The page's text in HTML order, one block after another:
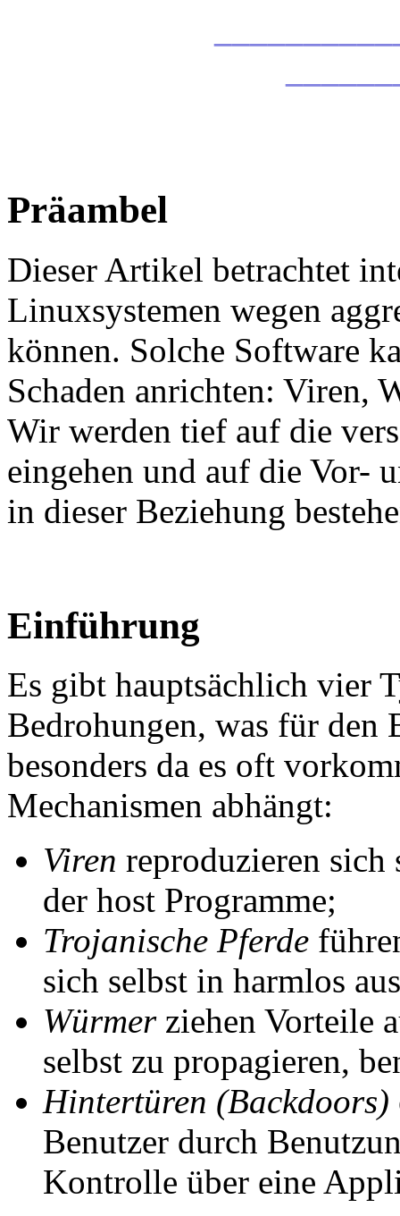
Präambel
Dieser Artikel betrachtet
Linuxsystemen wegen
können. Solche Software
Schaden anrichten: Viren,
Wir werden tief auf die
eingehen und auf die Vor-
in dieser Beziehung
Einführung
Es gibt hauptsächlich vier
Bedrohungen, was für den
besonders da es oft
Mechanismen abhängt:
Viren reproduzieren
der host Programme;
Trojanische Pferde
sich selbst in harmlos
Würmerziehen Vorteile
selbst zu propagieren,
Hintertüren (Backdoors)
Benutzer durch
Kontrolle über eine